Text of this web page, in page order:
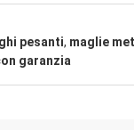
pesanti, maglie
garanzia